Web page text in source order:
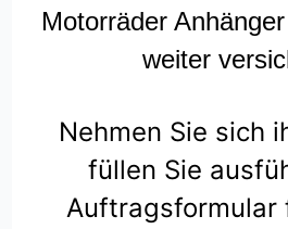
Motorräder
weiter
Nehmen Sie sich
füllen Sie
Auftragsformular